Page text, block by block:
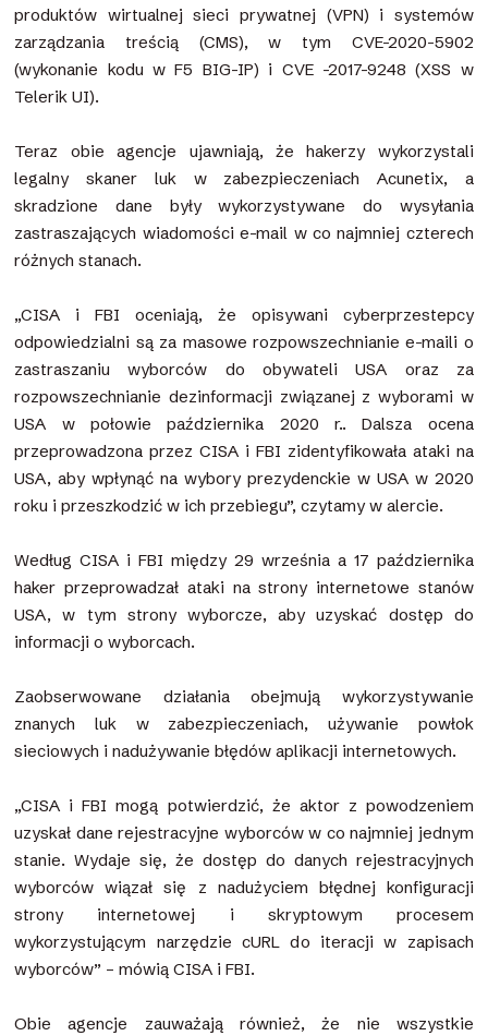
produktów wirtualnej sieci prywatnej (VPN) i systemów
zarządzania treścią (CMS), w tym CVE-2020-5902
(wykonanie kodu w F5 BIG-IP) i CVE -2017-9248 (XSS w
Telerik UI).
Teraz obie agencje ujawniają, że hakerzy wykorzystali
legalny skaner luk w zabezpieczeniach Acunetix, a
skradzione dane były wykorzystywane do wysyłania
zastraszających wiadomości e-mail w co najmniej czterech
różnych stanach.
„CISA i FBI oceniają, że opisywani cyberprzestepcy
odpowiedzialni są za masowe rozpowszechnianie e-maili o
zastraszaniu wyborców do obywateli USA oraz za
rozpowszechnianie dezinformacji związanej z wyborami w
USA w połowie października 2020 r.. Dalsza ocena
przeprowadzona przez CISA i FBI zidentyfikowała ataki na
USA, aby wpłynąć na wybory prezydenckie w USA w 2020
roku i przeszkodzić w ich przebiegu”, czytamy w alercie.
Według CISA i FBI między 29 września a 17 października
haker przeprowadzał ataki na strony internetowe stanów
USA, w tym strony wyborcze, aby uzyskać dostęp do
informacji o wyborcach.
Zaobserwowane działania obejmują wykorzystywanie
znanych luk w zabezpieczeniach, używanie powłok
sieciowych i nadużywanie błędów aplikacji internetowych.
„CISA i FBI mogą potwierdzić, że aktor z powodzeniem
uzyskał dane rejestracyjne wyborców w co najmniej jednym
stanie. Wydaje się, że dostęp do danych rejestracyjnych
wyborców wiązał się z nadużyciem błędnej konfiguracji
strony internetowej i skryptowym procesem
wykorzystującym narzędzie cURL do iteracji w zapisach
wyborców” – mówią CISA i FBI.
Obie agencje zauważają również, że nie wszystkie